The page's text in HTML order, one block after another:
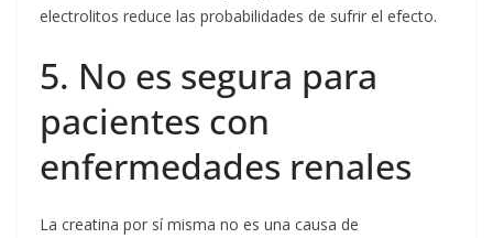
electrolitos reduce las probabilidades de sufrir el efecto.
5. No es segura para
pacientes con
enfermedades renales
La creatina por sí misma no es una causa de